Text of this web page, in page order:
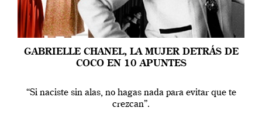
GABRIELLE CHANEL, LA MUJER DETRÁS DE
COCO EN 10 APUNTES
“Si naciste sin alas, no hagas nada para evitar que te
crezcan”.